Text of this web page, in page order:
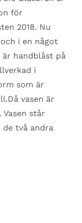
för
2018. Nu
i en något
är handblåst på
i
som är
vasen är
står
två andra